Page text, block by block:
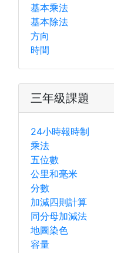
基本乘法
基本除法
方向
時間
三年級課題
24小時報時制
乘法
五位數
公里和毫米
分數
加減四則計算
同分母加減法
地圖染色
容量